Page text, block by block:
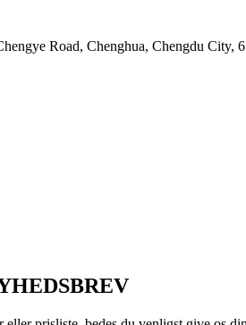
Road, Chenghua, Chengdu City,